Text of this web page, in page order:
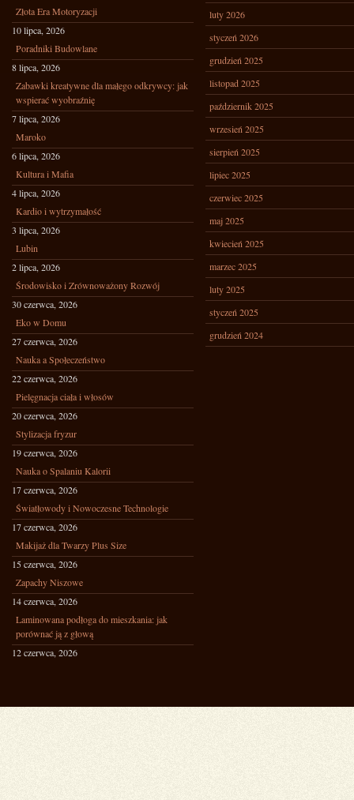
Złota Era Motoryzacji
10 lipca, 2026
Poradniki Budowlane
8 lipca, 2026
Zabawki kreatywne dla małego odkrywcy: jak
wspierać wyobraźnię
7 lipca, 2026
Maroko
6 lipca, 2026
Kultura i Mafia
4 lipca, 2026
Kardio i wytrzymałość
3 lipca, 2026
Lubin
2 lipca, 2026
Środowisko i Zrównoważony Rozwój
30 czerwca, 2026
Eko w Domu
27 czerwca, 2026
Nauka a Społeczeństwo
22 czerwca, 2026
Pielęgnacja ciała i włosów
20 czerwca, 2026
Stylizacja fryzur
19 czerwca, 2026
Nauka o Spalaniu Kalorii
17 czerwca, 2026
Światłowody i Nowoczesne Technologie
17 czerwca, 2026
Makijaż dla Twarzy Plus Size
15 czerwca, 2026
Zapachy Niszowe
14 czerwca, 2026
Laminowana podłoga do mieszkania: jak
porównać ją z głową
12 czerwca, 2026
luty 2026
styczeń 2026
grudzień 2025
listopad 2025
październik 2025
wrzesień 2025
sierpień 2025
lipiec 2025
czerwiec 2025
maj 2025
kwiecień 2025
marzec 2025
luty 2025
styczeń 2025
grudzień 2024